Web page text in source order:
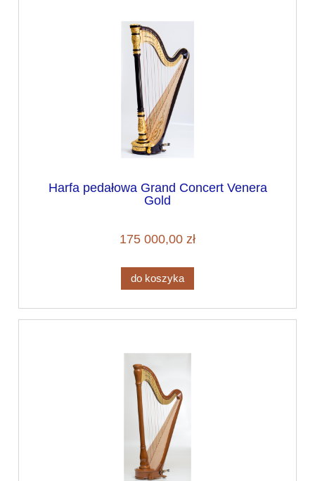
Harfa pedałowa Grand Concert Venera
Gold
175 000,00 zł
do koszyka